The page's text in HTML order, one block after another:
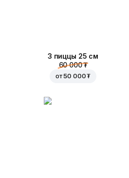
3 пиццы 25 см
60 000 ₮
от50 000 ₮